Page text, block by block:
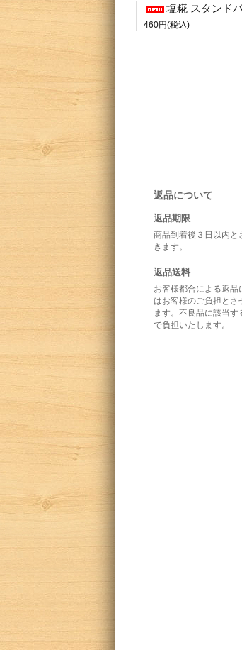
塩糀 スタンドパウチ【内容量
460円(税込)
返品について
返品期限
商品到着後３日以内と
きます。
返品送料
お客様都合による返品
はお客様のご負担とさ
ます。不良品に該当す
で負担いたします。